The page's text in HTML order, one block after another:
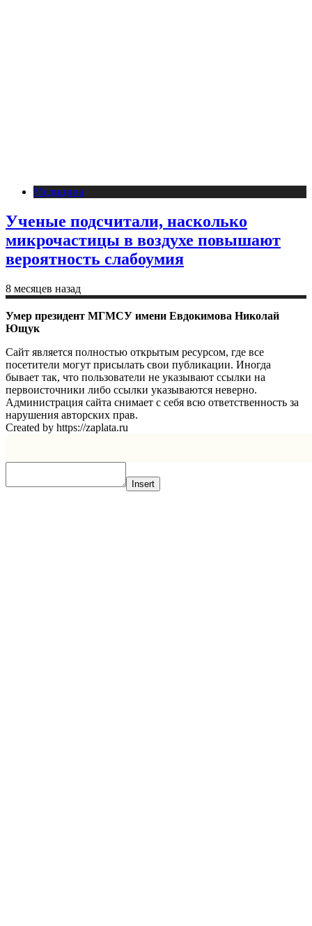
Медицина
Ученые подсчитали, насколько
микрочастицы в воздухе повышают
вероятность слабоумия
8 месяцев назад
Умер президент МГМСУ имени Евдокимова Николай
Ющук
Сайт является полностью открытым ресурсом, где все
посетители могут присылать свои публикации. Иногда
бывает так, что пользователи не указывают ссылки на
первоисточники либо ссылки указываются неверно.
Администрация сайта снимает с себя всю ответственность за
нарушения авторских прав.
Created by https://zaplata.ru
Insert